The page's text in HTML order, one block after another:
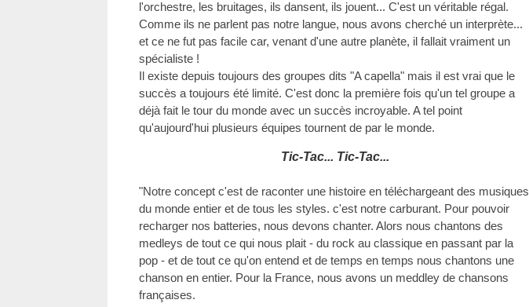
l'orchestre, les bruitages, ils dansent, ils jouent... C'est un véritable régal.
Comme ils ne parlent pas notre langue, nous avons cherché un interprète...
et ce ne fut pas facile car, venant d'une autre planète, il fallait vraiment un
spécialiste !
Il existe depuis toujours des groupes dits "A capella" mais il est vrai que le
succès a toujours été limité. C'est donc la première fois qu'un tel groupe a
déjà fait le tour du monde avec un succès incroyable. A tel point
qu'aujourd'hui plusieurs équipes tournent de par le monde.
Tic-Tac... Tic-Tac...
"Notre concept c'est de raconter une histoire en téléchargeant des musiques
du monde entier et de tous les styles. c'est notre carburant. Pour pouvoir
recharger nos batteries, nous devons chanter. Alors nous chantons des
medleys de tout ce qui nous plait - du rock au classique en passant par la
pop - et de tout ce qu'on entend et de temps en temps nous chantons une
chanson en entier. Pour la France, nous avons un meddley de chansons
françaises.